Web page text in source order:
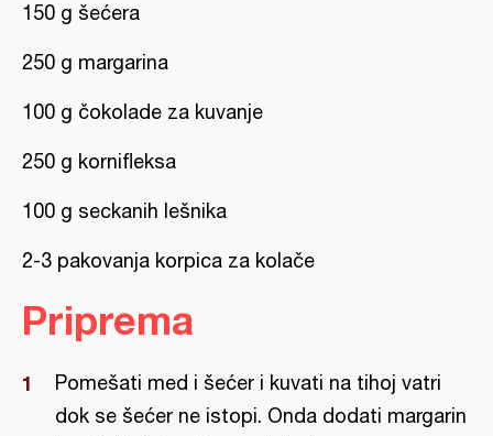
150 g šećera
250 g margarina
100 g čokolade za kuvanje
250 g kornifleksa
100 g seckanih lešnika
2-3 pakovanja korpica za kolače
Priprema
Pomešati med i šećer i kuvati na tihoj vatri
dok se šećer ne istopi. Onda dodati margarin